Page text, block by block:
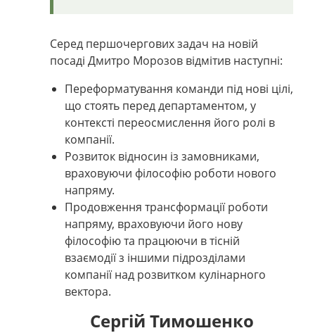
Серед першочергових задач на новій
посаді Дмитро Морозов відмітив наступні:
Переформатування команди під нові цілі,
що стоять перед департаментом, у
контексті переосмислення його ролі в
компанії.
Розвиток відносин із замовниками,
враховуючи філософію роботи нового
напряму.
Продовження трансформації роботи
напряму, враховуючи його нову
філософію та працюючи в тісній
взаємодії з іншими підрозділами
компанії над розвитком кулінарного
вектора.
Сергій Тимошенко